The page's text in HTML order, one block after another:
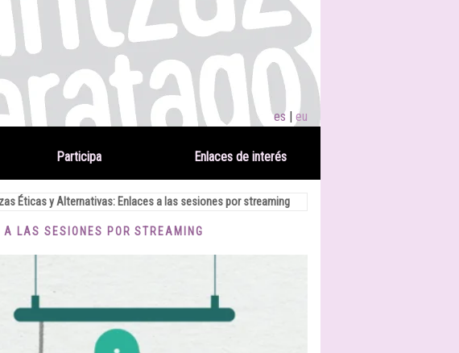
es eu
Participa Enlaces de interés
Éticas y Alternativas: Enlaces a las sesiones por streaming
LAS SESIONES POR STREAMING